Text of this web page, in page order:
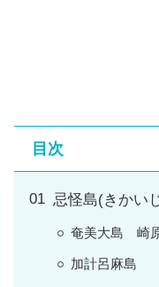
目次
忌怪島(きかい
奄美大島 崎
加計呂麻島